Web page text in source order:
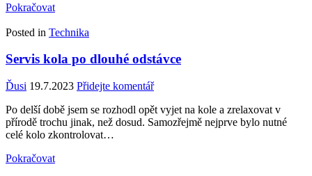
Pokračovat
Posted in Technika
Servis kola po dlouhé odstávce
Ďusi 19.7.2023 Přidejte komentář
Po delší době jsem se rozhodl opět vyjet na kole a zrelaxovat v
přírodě trochu jinak, než dosud. Samozřejmě nejprve bylo nutné
celé kolo zkontrolovat…
Pokračovat